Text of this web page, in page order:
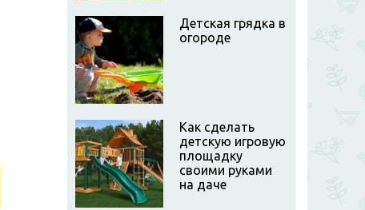
Детская грядка в
огороде
Как сделать
детскую игровую
площадку
своими руками
на даче